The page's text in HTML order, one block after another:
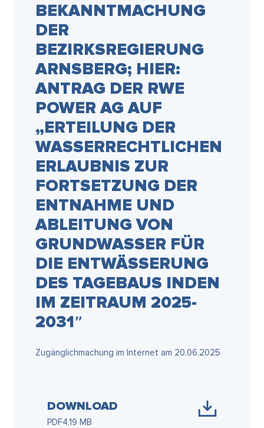
BEKANNTMACHUNG
DER
BEZIRKSREGIERUNG
ARNSBERG; HIER:
ANTRAG DER RWE
POWER AG AUF
„ERTEILUNG DER
WASSERRECHTLICHEN
ERLAUBNIS ZUR
FORTSETZUNG DER
ENTNAHME UND
ABLEITUNG VON
GRUNDWASSER FÜR
DIE ENTWÄSSERUNG
DES TAGEBAUS INDEN
IM ZEITRAUM 2025-
2031″
Zugänglichmachung im Internet am 20.06.2025
DOWNLOAD
PDF4,19 MB